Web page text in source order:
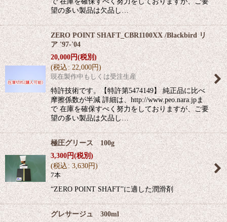
望の多い製品は欠品し…
ZERO POINT SHAFT_CBR1100XX /Blackbird リ
ア '97-'04
20,000円(税別)
(税込: 22,000円)
現在製作中もしくは受注生産
特許技術です。【特許第5474149】 純正品に比べ
摩擦係数が半減 詳細は、http://www.peo.nara.jpま
で 在庫を確保すべく努力をしておりますが、ご要
望の多い製品は欠品し…
極圧グリース 100g
3,300円(税別)
(税込: 3,630円)
7本
“ZERO POINT SHAFT”に適した潤滑剤
グレサージュ 300ml